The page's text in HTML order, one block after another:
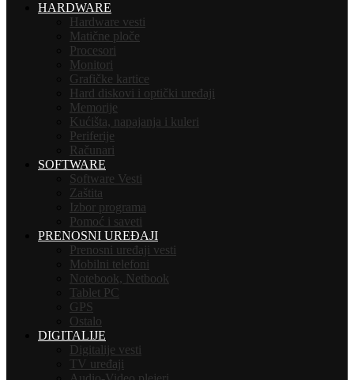
HARDWARE
Hardware vesti
Matične ploče
Procesori
Monitori
Grafičke kartice
Hard diskovi i optički uređaji
Memorije
Kućišta, napajanja i kuleri
Periferije
Računari
SOFTWARE
Software Vesti
Zaštita
Izbor programa
Pomoć i saveti
PRENOSNI UREĐAJI
Prenosni uređaji vesti
Mobilni telefoni
Notebook, Netbook
Tablet PC
GPS
Ostalo
DIGITALIJE
Digitalije vesti
TV uređaji